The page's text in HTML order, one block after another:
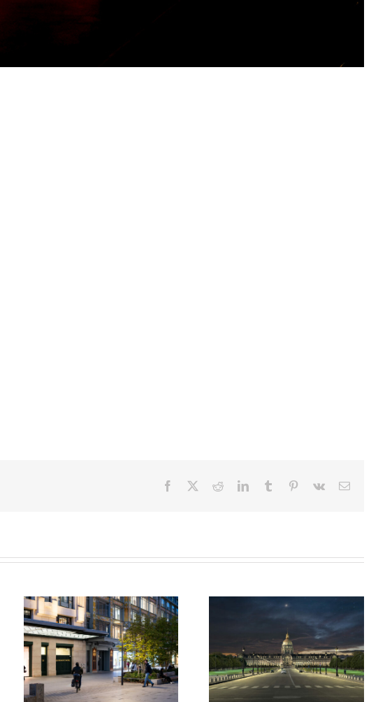
Facebook RedditLinkedInTumblr Pinterest
Vk Email
Hôtel National des Invalides Museum d’Histoire Naturelle